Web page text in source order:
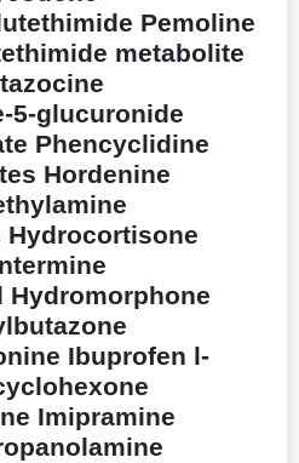
Pemoline
metabolite
5-glucuronide
Phencyclidine
Hordenine
Hydrocortisone
Hydromorphone
Ibuprofen l-
Imipramine